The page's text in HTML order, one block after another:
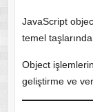
JavaScript
temel
Object
geliştirme ve